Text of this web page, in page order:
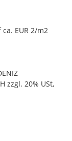
EUR 2/m2
zzgl. 20% USt,